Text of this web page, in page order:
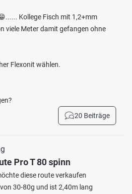
Kollege Fisch mit 1,2+mm
viele Meter damit gefangen ohne
Flexonit wählen.
20 Beiträge
Pro T 80 spinn
diese route verkaufen
30-80g und ist 2,40m lang